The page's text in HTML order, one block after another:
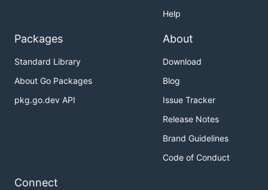
Help
Packages
Standard Library
About Go Packages
pkg.go.dev API
About
Download
Blog
Issue Tracker
Release Notes
Brand Guidelines
Code of Conduct
Connect